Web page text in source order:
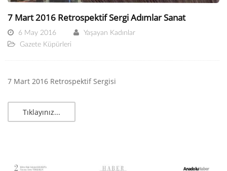
7 Mart 2016 Retrospektif Sergi Adımlar Sanat
6 May 2016
Yaşayan Kadınlar
Gazete Küpürleri
7 Mart 2016 Retrospektif Sergisi
Tıklayınız...